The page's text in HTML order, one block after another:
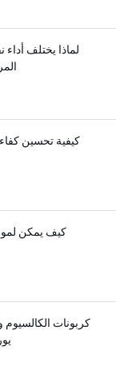
لماذا يختلف أداء
كيفية تحسين
كيف يمكن
كربونات